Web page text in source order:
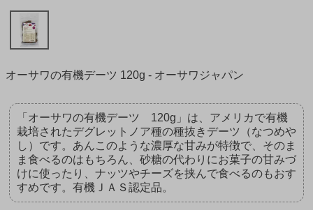
オーサワの有機デーツ 120g - オーサワジャパン
「オーサワの有機デーツ 120g」は、アメリカで有機
栽培されたデグレットノア種の種抜きデーツ（なつめや
し）です。あんこのような濃厚な甘みが特徴で、そのま
ま食べるのはもちろん、砂糖の代わりにお菓子の甘みづ
けに使ったり、ナッツやチーズを挟んで食べるのもおす
すめです。有機ＪＡＳ認定品。